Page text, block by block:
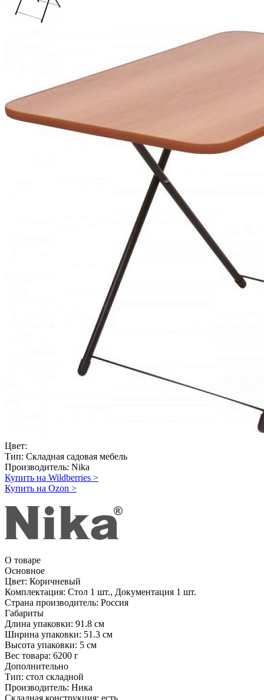
Цвет:
Тип: Складная садовая мебель
Производитель: Nika
Купить на Wildberries >
Купить на Ozon >
О товаре
Основное
Цвет: Коричневый
Комплектация: Стол 1 шт., Документация 1 шт.
Страна производитель: Россия
Габариты
Длина упаковки: 91.8 см
Ширина упаковки: 51.3 см
Высота упаковки: 5 см
Вес товара: 6200 г
Дополнительно
Тип: стол складной
Производитель: Ника
Складная конструкция: есть